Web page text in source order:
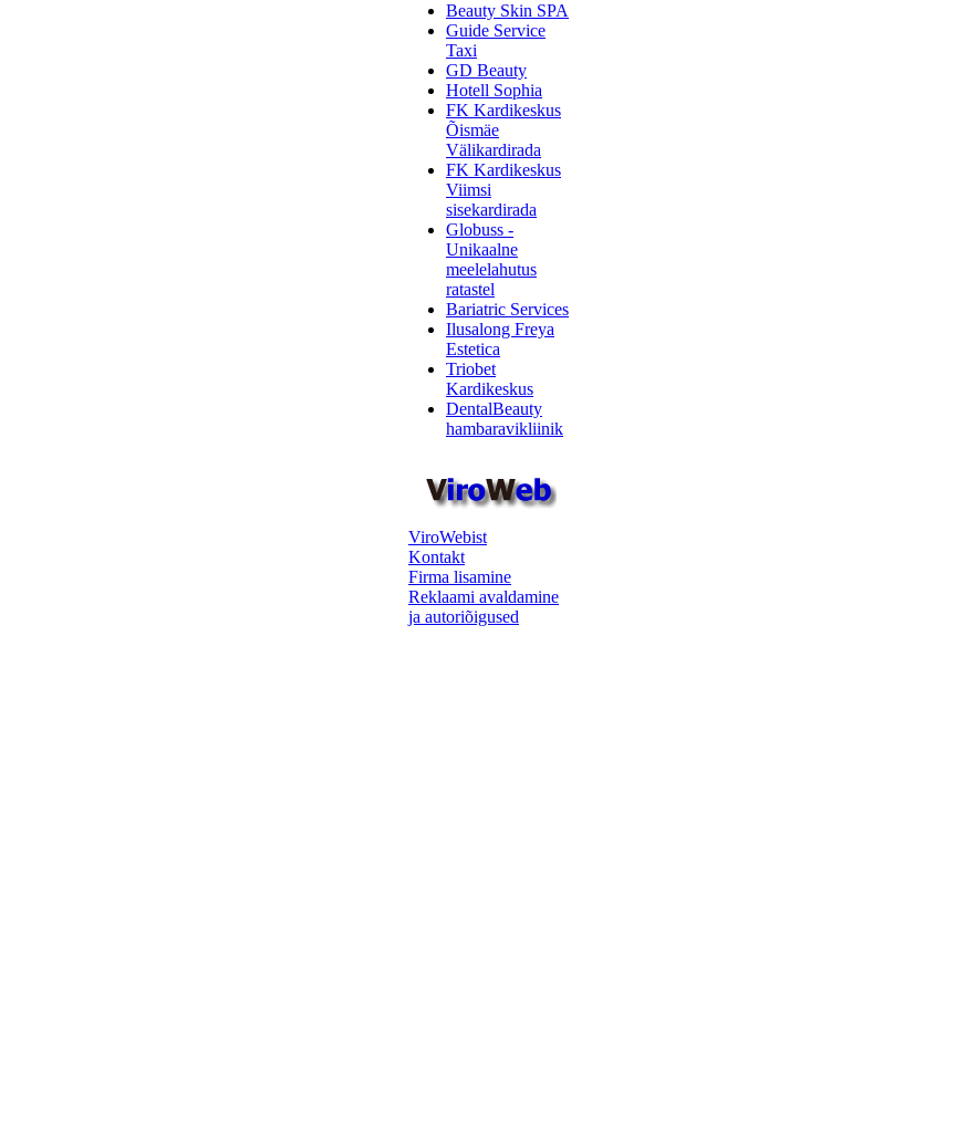
Beauty Skin SPA
Guide Service
Taxi
GD Beauty
Hotell Sophia
FK Kardikeskus
Õismäe
Välikardirada
FK Kardikeskus
Viimsi
sisekardirada
Globuss -
Unikaalne
meelelahutus
ratastel
Bariatric Services
Ilusalong Freya
Estetica
Triobet
Kardikeskus
DentalBeauty
hambaravikliinik
ViroWebist
Kontakt
Firma lisamine
Reklaami avaldamine
ja autoriõigused